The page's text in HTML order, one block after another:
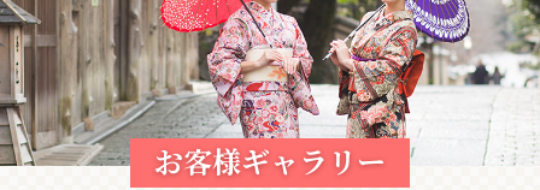
お客様ギャラリー